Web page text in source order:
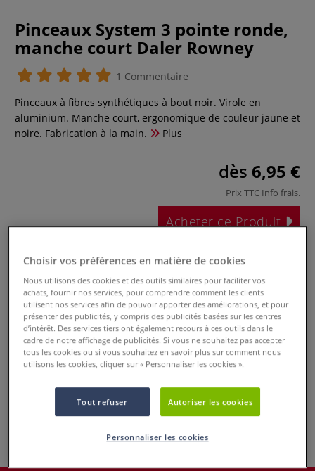
Pinceaux System 3 pointe ronde,
manche court Daler Rowney
1 Commentaire
Pinceaux à fibres synthétiques à bout noir. Virole en
aluminium. Manche court, ergonomique de couleur jaune et
noire. Fabrication à la main.
Plus
dès 6,95 €
Prix TTC Info frais.
Acheter ce Produit
Ces articles pourraient également vous
intéresser
Pinceaux Daler
Choisir vos préférences en matière de cookies
Nous utilisons des cookies et des outils similaires pour faciliter vos
achats, fournir nos services, pour comprendre comment les clients
utilisent nos services afin de pouvoir apporter des améliorations, et pour
présenter des publicités, y compris des publicités basées sur les centres
d’intérêt. Des services tiers ont également recours à ces outils dans le
cadre de notre affichage de publicités. Si vous ne souhaitez pas accepter
tous les cookies ou si vous souhaitez en savoir plus sur comment nous
utilisons les cookies, cliquer sur « Personnaliser les cookies ».
Tout refuser Autoriser les cookies
Personnaliser les cookies